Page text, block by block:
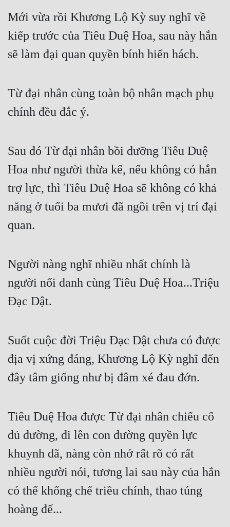
Mới vừa rồi Khương Lộ Kỳ suy nghĩ về
kiếp trước của Tiêu Duệ Hoa, sau này hắn
sẽ làm đại quan quyền bính hiển hách.
Từ đại nhân cùng toàn bộ nhân mạch phụ
chính đều đắc ý.
Sau đó Từ đại nhân bồi dưỡng Tiêu Duệ
Hoa như người thừa kế, nếu không có hắn
trợ lực, thì Tiêu Duệ Hoa sẽ không có khả
năng ở tuổi ba mươi đã ngồi trên vị trí đại
quan.
Người nàng nghĩ nhiều nhất chính là
người nổi danh cùng Tiêu Duệ Hoa...Triệu
Đạc Dật.
Suốt cuộc đời Triệu Đạc Dật chưa có được
địa vị xứng đáng, Khương Lộ Kỳ nghĩ đến
đây tâm giống như bị đâm xé đau đớn.
Tiêu Duệ Hoa được Từ đại nhân chiếu cố
đủ đường, đi lên con đường quyền lực
khuynh dã, nàng còn nhớ rất rõ có rất
nhiều người nói, tương lai sau này của hắn
có thể khống chế triều chính, thao túng
hoàng đế...